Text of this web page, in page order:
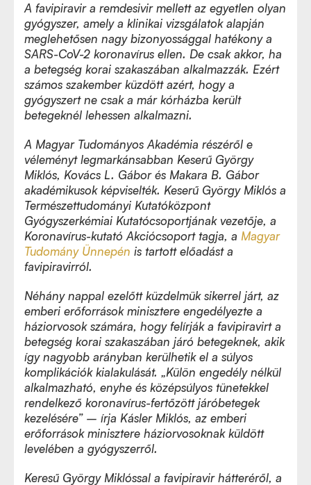
A favipiravir a remdesivir mellett az egyetlen olyan
gyógyszer, amely a klinikai vizsgálatok alapján
meglehetősen nagy bizonyossággal hatékony a
SARS-CoV-2 koronavírus ellen. De csak akkor, ha
a betegség korai szakaszában alkalmazzák. Ezért
számos szakember küzdött azért, hogy a
gyógyszert ne csak a már kórházba került
betegeknél lehessen alkalmazni.
A Magyar Tudományos Akadémia részéről e
véleményt legmarkánsabban Keserű György
Miklós, Kovács L. Gábor és Makara B. Gábor
akadémikusok képviselték. Keserű György Miklós a
Természettudományi Kutatóközpont
Gyógyszerkémiai Kutatócsoportjának vezetője, a
Koronavírus-kutató Akciócsoport tagja, a Magyar
Tudomány Ünnepén is tartott előadást a
favipiravirról.
Néhány nappal ezelőtt küzdelmük sikerrel járt, az
emberi erőforrások minisztere engedélyezte a
háziorvosok számára, hogy felírják a favipiravirt a
betegség korai szakaszában járó betegeknek, akik
így nagyobb arányban kerülhetik el a súlyos
komplikációk kialakulását. „Külön engedély nélkül
alkalmazható, enyhe és középsúlyos tünetekkel
rendelkező koronavírus-fertőzött járóbetegek
kezelésére” – írja Kásler Miklós, az emberi
erőforrások minisztere háziorvosoknak küldött
levelében a gyógyszerről.
Keresű György Miklóssal a favipiravir hátteréről, a